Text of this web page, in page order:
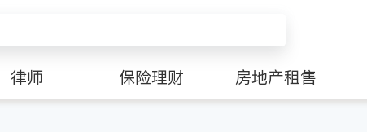
律师 保险理财 房地产租售